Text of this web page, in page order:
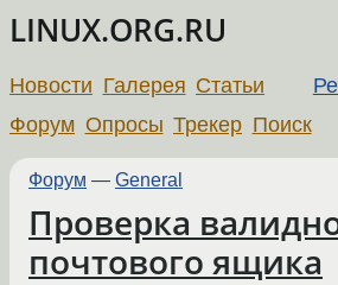
LINUX.ORG.RU
Новости Галерея Статьи
Форум Опросы Трекер Поиск
Форум — General
Проверка
почтового ящика